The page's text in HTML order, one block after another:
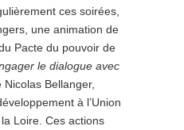
ces soirées,
une animation de
Pacte du pouvoir de
le dialogue avec
Nicolas Bellanger,
à l’Union
Loire. Ces actions